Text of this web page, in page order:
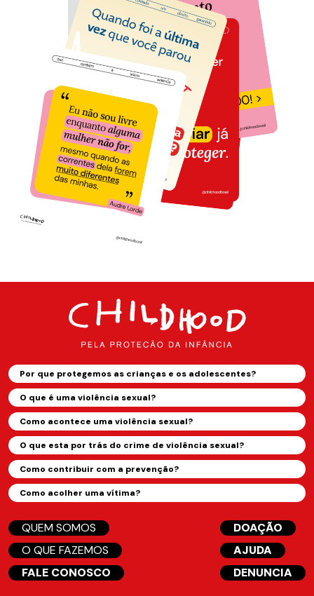
Por que protegemos as crianças e os adolescentes?
O que é uma violência sexual?
Como acontece uma violência sexual?
O que esta por trás do crime de violência sexual?
Como contribuir com a prevenção?
Como acolher uma vítima?
QUEM SOMOS
O QUE FAZEMOS
FALE CONOSCO
DOAÇÃO
AJUDA
DENUNCIA